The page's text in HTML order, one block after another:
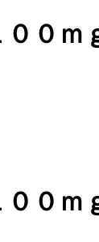
０ｍ
０ｍ